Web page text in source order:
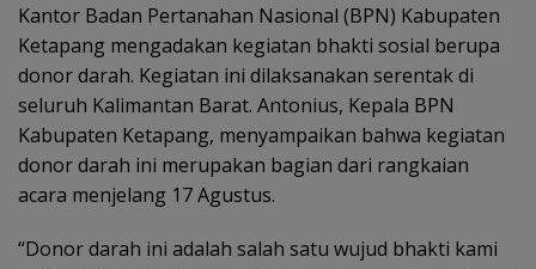
Kantor Badan Pertanahan Nasional (BPN) Kabupaten
Ketapang mengadakan kegiatan bhakti sosial berupa
donor darah. Kegiatan ini dilaksanakan serentak di
seluruh Kalimantan Barat. Antonius, Kepala BPN
Kabupaten Ketapang, menyampaikan bahwa kegiatan
donor darah ini merupakan bagian dari rangkaian
acara menjelang 17 Agustus.
“Donor darah ini adalah salah satu wujud bhakti kami